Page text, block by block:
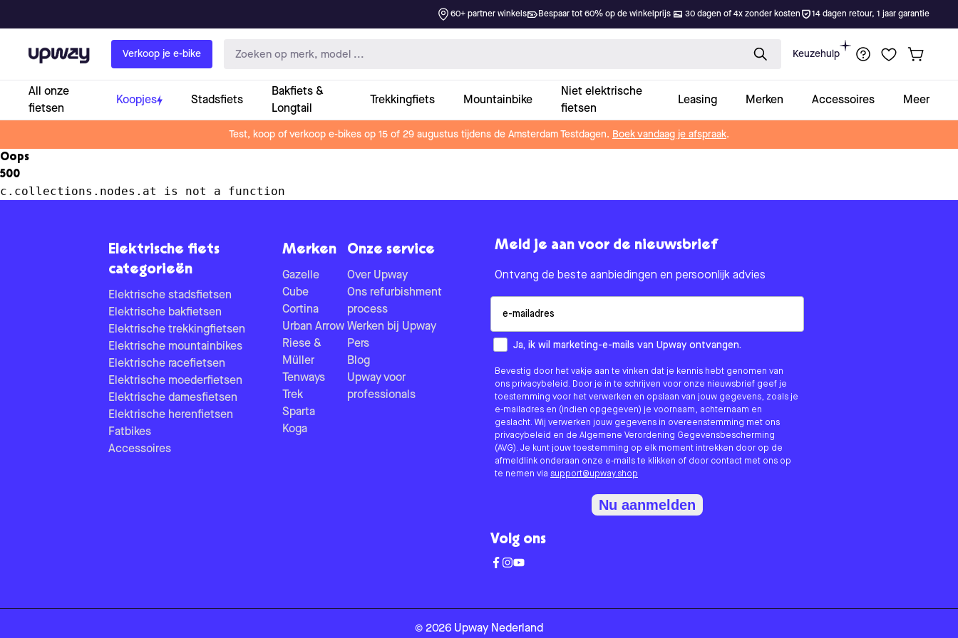
60+ partner winkels Bespaar tot 60% op de winkelprijs 30 dagen of 4x zonder kosten 14 dagen retour, 1 jaar garantie
Upway Verkoop je e-bike Keuzehulp
All onze
fietsen
Koopjes Stadsfiets
Bakfiets &
Longtail
Trekkingfiets Mountainbike
Niet elektrische
fietsen
Leasing Merken Accessoires Meer
Test, koop of verkoop e-bikes op 15 of 29 augustus tijdens de Amsterdam Testdagen. Boek vandaag je afspraak.
Oops
500
c.collections.nodes.at is not a function
Elektrische fiets
categorieën
Elektrische stadsfietsen
Elektrische bakfietsen
Elektrische trekkingfietsen
Elektrische mountainbikes
Elektrische racefietsen
Elektrische moederfietsen
Elektrische damesfietsen
Elektrische herenfietsen
Fatbikes
Accessoires
Merken
Gazelle
Cube
Cortina
Urban Arrow
Riese &
Müller
Tenways
Trek
Sparta
Koga
Onze service
Over Upway
Ons refurbishment
process
Werken bij Upway
Pers
Blog
Upway voor
professionals
Meld je aan voor de nieuwsbrief
Ontvang de beste aanbiedingen en persoonlijk advies
How would you like to hear from us?
Ja, ik wil marketing-e-mails van Upway ontvangen.
Bevestig door het vakje aan te vinken dat je kennis hebt genomen van
ons privacybeleid. Door je in te schrijven voor onze nieuwsbrief geef je
toestemming voor het verwerken en opslaan van jouw gegevens, zoals je
e-mailadres en (indien opgegeven) je voornaam, achternaam en
geslacht. Wij verwerken jouw gegevens in overeenstemming met ons
privacybeleid en de Algemene Verordening Gegevensbescherming
(AVG). Je kunt jouw toestemming op elk moment intrekken door op de
afmeldlink onderaan onze e-mails te klikken of door contact met ons op
te nemen via support@upway.shop
Nu aanmelden
Volg ons
© 2026 Upway Nederland